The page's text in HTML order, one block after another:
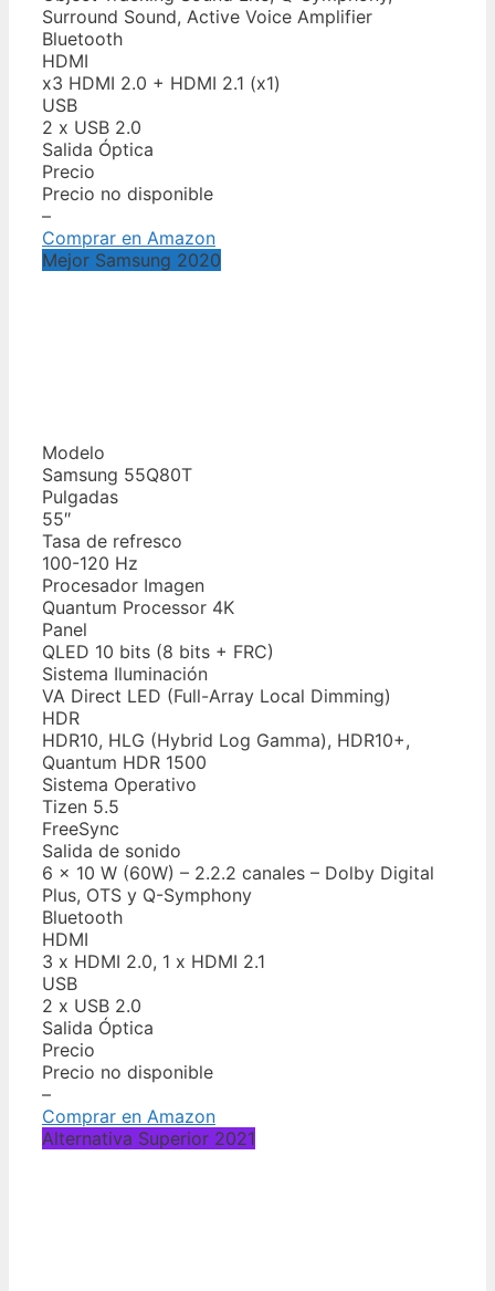
Surround Sound, Active Voice Amplifier
Bluetooth
HDMI
x3 HDMI 2.0 + HDMI 2.1 (x1)
USB
2 x USB 2.0
Salida Óptica
Precio
Precio no disponible
–
Comprar en Amazon
Mejor Samsung 2020
Modelo
Samsung 55Q80T
Pulgadas
55″
Tasa de refresco
100-120 Hz
Procesador Imagen
Quantum Processor 4K
Panel
QLED 10 bits (8 bits + FRC)
Sistema Iluminación
VA Direct LED (Full-Array Local Dimming)
HDR
HDR10, HLG (Hybrid Log Gamma), HDR10+,
Quantum HDR 1500
Sistema Operativo
Tizen 5.5
FreeSync
Salida de sonido
6 x 10 W (60W) – 2.2.2 canales – Dolby Digital
Plus, OTS y Q-Symphony
Bluetooth
HDMI
3 x HDMI 2.0, 1 x HDMI 2.1
USB
2 x USB 2.0
Salida Óptica
Precio
Precio no disponible
–
Comprar en Amazon
Alternativa Superior 2021